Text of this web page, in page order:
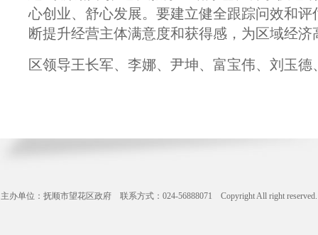
心创业、舒心发展。要建立健全跟踪问效和
断提升经营主体满意度和获得感，为区域经
区领导王长军、李娜、尹坤、富宝伟、刘玉
主办单位：抚顺市望花区政府 联系方式：024-56888071 Copyright All right